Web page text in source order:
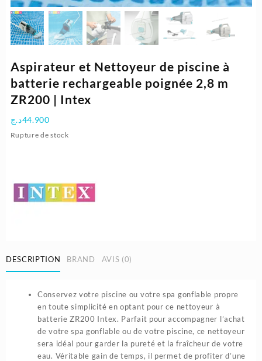
Aspirateur et Nettoyeur de piscine à
batterie rechargeable poignée 2,8 m
ZR200 | Intex
44.900د.ج
Rupture de stock
DESCRIPTION BRAND AVIS (0)
Conservez votre piscine ou votre spa gonflable propre
en toute simplicité en optant pour ce nettoyeur à
batterie ZR200 Intex. Parfait pour accompagner l’achat
de votre spa gonflable ou de votre piscine, ce nettoyeur
sera idéal pour garder la pureté et la fraîcheur de votre
eau. Véritable gain de temps, il permet de profiter d’une